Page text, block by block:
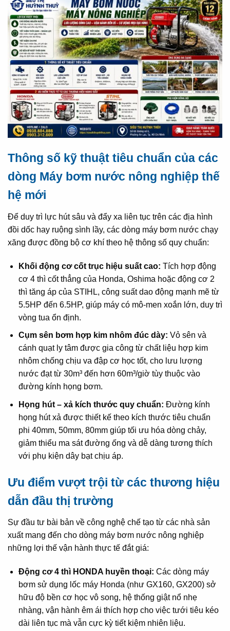
Thông số kỹ thuật tiêu chuẩn của các
dòng Máy bơm nước nông nghiệp thế
hệ mới
Để duy trì lực hút sâu và đẩy xa liên tục trên các địa hình
đồi dốc hay ruộng sình lầy, các dòng máy bơm nước chạy
xăng được đồng bộ cơ khí theo hệ thông số quy chuẩn:
Khối động cơ cốt trục hiệu suất cao: Tích hợp động
cơ 4 thì cốt thẳng của Honda, Oshima hoặc động cơ 2
thì tăng áp của STIHL, công suất dao động mạnh mẽ từ
5.5HP đến 6.5HP, giúp máy có mô-men xoắn lớn, duy trì
vòng tua ổn định.
Cụm sên bơm hợp kim nhôm đúc dày: Vỏ sên và
cánh quạt ly tâm được gia công từ chất liệu hợp kim
nhôm chống chịu va đập cơ học tốt, cho lưu lượng
nước đạt từ 30m³ đến hơn 60m³/giờ tùy thuộc vào
đường kính họng bơm.
Họng hút – xả kích thước quy chuẩn: Đường kính
họng hút xả được thiết kế theo kích thước tiêu chuẩn
phi 40mm, 50mm, 80mm giúp tối ưu hóa dòng chảy,
giảm thiểu ma sát đường ống và dễ dàng tương thích
với phụ kiện dây bạt chịu áp.
Ưu điểm vượt trội từ các thương hiệu
dẫn đầu thị trường
Sự đầu tư bài bản về công nghệ chế tạo từ các nhà sản
xuất mang đến cho dòng máy bơm nước nông nghiệp
những lợi thế vận hành thực tế đắt giá:
Động cơ 4 thì HONDA huyền thoại: Các dòng máy
bơm sử dụng lốc máy Honda (như GX160, GX200) sở
hữu độ bền cơ học vô song, hệ thống giật nổ nhẹ
nhàng, vận hành êm ái thích hợp cho việc tưới tiêu kéo
dài liên tục mà vẫn cực kỳ tiết kiệm nhiên liệu.